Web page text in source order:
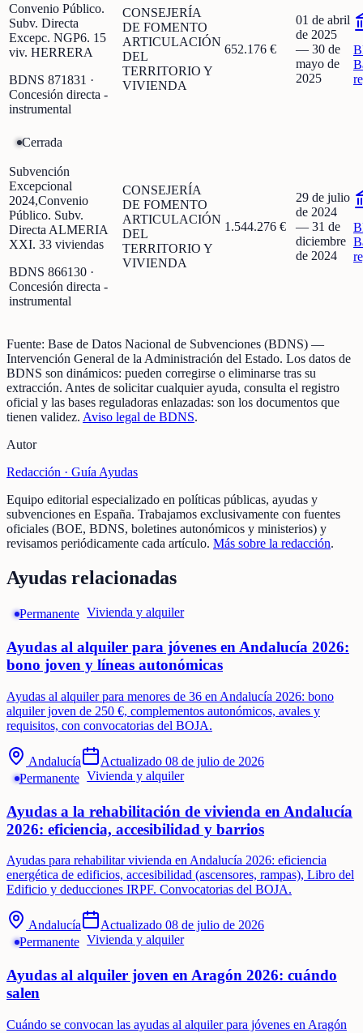
Convenio Público.
Subv. Directa
Excepc. NGP6. 15
viv. HERRERA
BDNS 871831 ·
Concesión directa -
instrumental
CONSEJERÍA
DE FOMENTO
ARTICULACIÓN
DEL
TERRITORIO Y
VIVIENDA
652.176 €
01 de abril
de 2025
— 30 de
mayo de
2025
Cerrada
Subvención
Excepcional
2024,Convenio
Público. Subv.
Directa ALMERIA
XXI. 33 viviendas
BDNS 866130 ·
Concesión directa -
instrumental
CONSEJERÍA
DE FOMENTO
ARTICULACIÓN
DEL
TERRITORIO Y
VIVIENDA
1.544.276 €
29 de julio
de 2024
— 31 de
diciembre
de 2024
Fuente: Base de Datos Nacional de Subvenciones (BDNS) —
Intervención General de la Administración del Estado. Los datos de
BDNS son dinámicos: pueden corregirse o eliminarse tras su
extracción. Antes de solicitar cualquier ayuda, consulta el registro
oficial y las bases reguladoras enlazadas: son los documentos que
tienen validez. Aviso legal de BDNS.
Autor
Redacción · Guía Ayudas
Equipo editorial especializado en políticas públicas, ayudas y
subvenciones en España. Trabajamos exclusivamente con fuentes
oficiales (BOE, BDNS, boletines autonómicos y ministerios) y
revisamos periódicamente cada artículo. Más sobre la redacción.
Ayudas relacionadas
Permanente Vivienda y alquiler
Ayudas al alquiler para jóvenes en Andalucía 2026:
bono joven y líneas autonómicas
Ayudas al alquiler para menores de 36 en Andalucía 2026: bono
alquiler joven de 250 €, complementos autonómicos, avales y
requisitos, con convocatorias del BOJA.
Andalucía Actualizado 08 de julio de 2026
Permanente Vivienda y alquiler
Ayudas a la rehabilitación de vivienda en Andalucía
2026: eficiencia, accesibilidad y barrios
Ayudas para rehabilitar vivienda en Andalucía 2026: eficiencia
energética de edificios, accesibilidad (ascensores, rampas), Libro del
Edificio y deducciones IRPF. Convocatorias del BOJA.
Andalucía Actualizado 08 de julio de 2026
Permanente Vivienda y alquiler
Ayudas al alquiler joven en Aragón 2026: cuándo
salen
Cuándo se convocan las ayudas al alquiler para jóvenes en Aragón